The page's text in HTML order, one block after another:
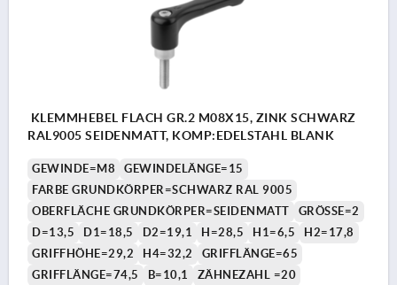
KLEMMHEBEL FLACH GR.2 M08X15, ZINK SCHWARZ
RAL9005 SEIDENMATT, KOMP:EDELSTAHL BLANK
GEWINDE=M8
GEWINDELÄNGE=15
FARBE GRUNDKÖRPER=SCHWARZ RAL 9005
OBERFLÄCHE GRUNDKÖRPER=SEIDENMATT
GRÖSSE=2
D=13,5
D1=18,5 D2=19,1 H=28,5 H1=6,5
H2=17,8
GRIFFHÖHE=29,2
H4=32,2
GRIFFLÄNGE=65
GRIFFLÄNGE=74,5
B=10,1 ZÄHNEZAHL =20